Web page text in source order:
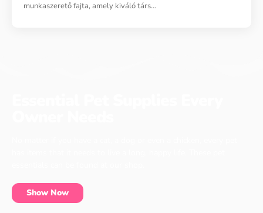
munkaszerető fajta, amely kiváló társ…
Show Now